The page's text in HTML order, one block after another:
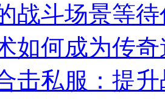
战斗场景等
如何成为传
击私服：提